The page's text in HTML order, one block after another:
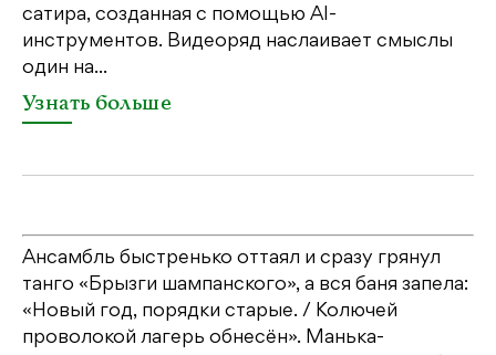
сатира, созданная с помощью AI-
инструментов. Видеоряд наслаивает смыслы
один на...
Узнать больше
Ансамбль быстренько оттаял и сразу грянул
танго «Брызги шампанского», а вся баня запела:
«Новый год, порядки старые. / Колючей
проволокой лагерь обнесён». Манька-